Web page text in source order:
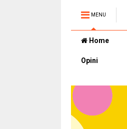
MENU
Home
Opini